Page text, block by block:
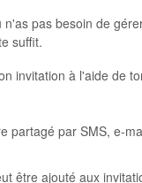
pas besoin de
suffit.
invitation à l'aide de
partagé par SMS, e-
être ajouté aux